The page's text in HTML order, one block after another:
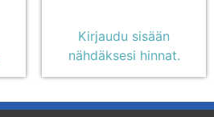
Kirjaudu sisään
nähdäksesi hinnat.